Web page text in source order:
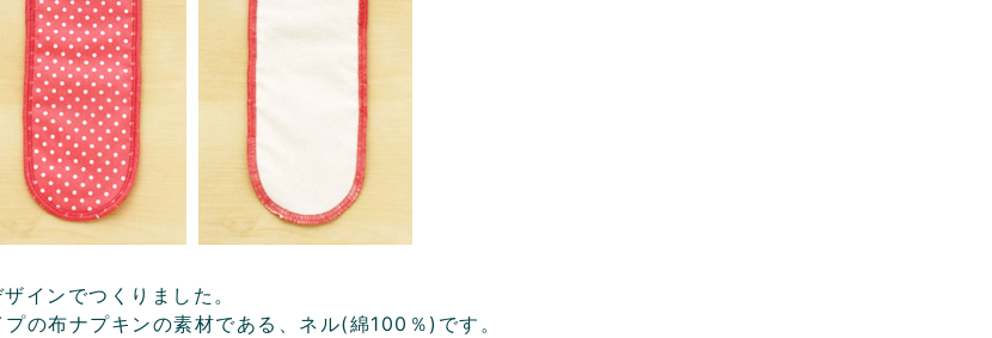
インでつくりました。
の布ナプキンの素材である、ネル(綿100％)です。